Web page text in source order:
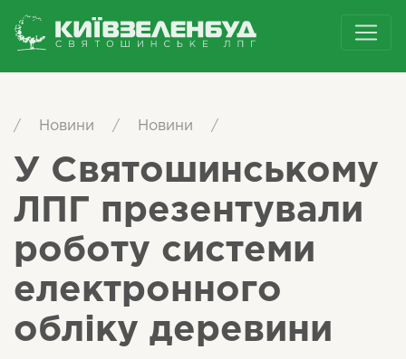
/ Новини / Новини /
У Святошинському
ЛПГ презентували
роботу системи
електронного
обліку деревини